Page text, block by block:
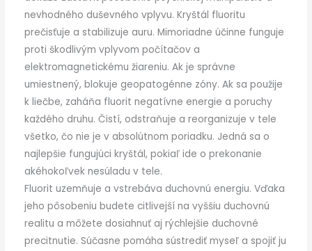
nevhodného duševného vplyvu. Kryštál fluoritu
prečisťuje a stabilizuje auru. Mimoriadne účinne funguje
proti škodlivým vplyvom počítačov a
elektromagnetickému žiareniu. Ak je správne
umiestnený, blokuje geopatogénne zóny. Ak sa použije
k liečbe, zaháňa fluorit negatívne energie a poruchy
každého druhu. Čistí, odstraňuje a reorganizuje v tele
všetko, čo nie je v absolútnom poriadku. Jedná sa o
najlepšie fungujúci kryštál, pokiaľ ide o prekonanie
akéhokoľvek nesúladu v tele.
Fluorit uzemňuje a vstrebáva duchovnú energiu. Vďaka
jeho pôsobeniu budete citlivejší na vyššiu duchovnú
realitu a môžete dosiahnuť aj rýchlejšie duchovné
precitnutie. Súčasne pomáha sústrediť myseľ a spojiť ju